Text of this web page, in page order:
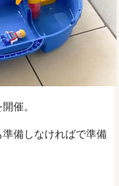
催。
備しなければで準備